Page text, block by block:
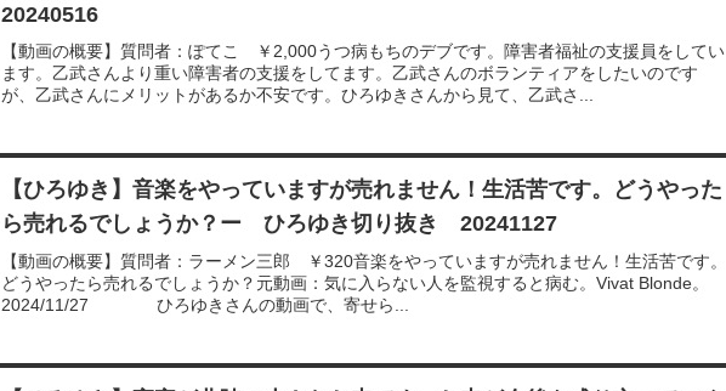
20240516
【動画の概要】質問者：ぽてこ ￥2,000うつ病もちのデブです。障害者福祉の支援員をしてい
ます。乙武さんより重い障害者の支援をしてます。乙武さんのボランティアをしたいのです
が、乙武さんにメリットがあるか不安です。ひろゆきさんから見て、乙武さ...
【ひろゆき】音楽をやっていますが売れません！生活苦です。どうやった
ら売れるでしょうか？ー ひろゆき切り抜き 20241127
【動画の概要】質問者：ラーメン三郎 ￥320音楽をやっていますが売れません！生活苦です。
どうやったら売れるでしょうか？元動画：気に入らない人を監視すると病む。Vivat Blonde。
2024/11/27 ひろゆきさんの動画で、寄せら...